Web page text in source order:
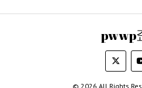
pwwp
© 2026 All Rights